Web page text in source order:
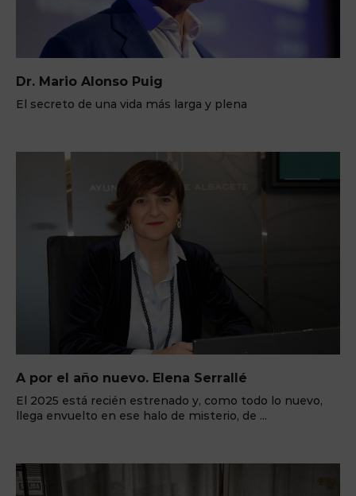
Dr. Mario Alonso Puig
El secreto de una vida más larga y plena
A por el año nuevo. Elena Serrallé
El 2025 está recién estrenado y, como todo lo nuevo,
llega envuelto en ese halo de misterio, de ...